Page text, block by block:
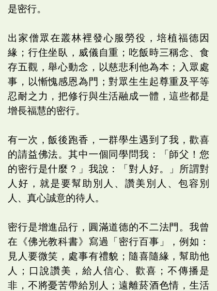
是密行。
出家僧眾在叢林裡發心服勞役，培植福德因
緣；行住坐臥，威儀自重；吃飯時三稱念、食
存五觀，舉心動念，以慈悲利他為本；入眾處
事，以慚愧感恩為門；對眾生生起尊重及平等
忍耐之力，把修行與生活融成一體，這些都是
增長福慧的密行。
有一次，飯後跑香，一群學生遇到了我，歡喜
的請益佛法。其中一個同學問我：「師父！您
的密行是什麼？」我說：「對人好。」所謂對
人好，就是要幫助別人、讚美別人、包容別
人、真心誠意的待人。
密行是增進品行，圓滿道德的不二法門。我曾
在《佛光教科書》寫過「密行百事」，例如：
見人要微笑，處事有禮貌；隨喜隨緣，幫助他
人；口說讚美，給人信心、歡喜；不傳播是
非，不將憂苦帶給別人；遠離菸酒色情，生活